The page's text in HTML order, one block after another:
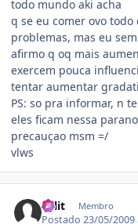
todo mundo aki acha
q se eu comer ovo
problemas, mas eu
afirmo q oq mais
exercem pouca
tentar aumentar
PS: so pra informar, n
eles ficam nessa
precauçao msm =/
vlws
split Membro
Postado23/05/2009